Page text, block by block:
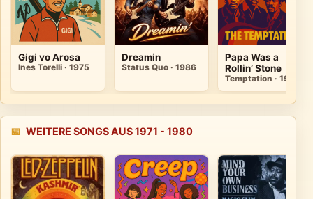
Gigi vo Arosa
Ines Torelli · 1975
Dreamin
Status Quo · 1986
Papa Was a
Rollin’ Stone
Temptation · 1972
📅 WEITERE SONGS AUS 1971 - 1980